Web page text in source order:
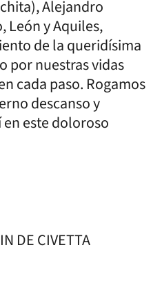
Alejandro
León y Aquiles,
de la queridísima
por nuestras vidas
cada paso. Rogamos
descanso y
este doloroso
DE CIVETTA